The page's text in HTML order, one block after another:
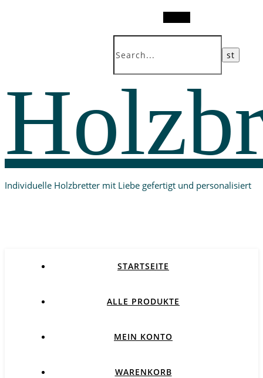
Individuelle Holzbretter mit Liebe gefertigt und personalisiert
STARTSEITE
ALLE PRODUKTE
MEIN KONTO
WARENKORB